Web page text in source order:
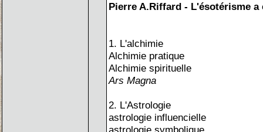
Pierre A.Riffard - L'ésotérisme a
1. L'alchimie
Alchimie pratique
Alchimie spirituelle
Ars Magna
2. L'Astrologie
astrologie influencielle
astrologie symbolique